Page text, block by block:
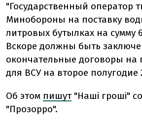
"Государственный оператор
Минобороны на поставку
литровых бутылках на сумму
Вскоре должны быть
окончательные договоры на
для ВСУ на второе полугодие
Об этом пишут "Наші гроші"
"Прозорро".